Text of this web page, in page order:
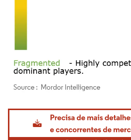
Imagem © Mordor Intelligence. O reuso